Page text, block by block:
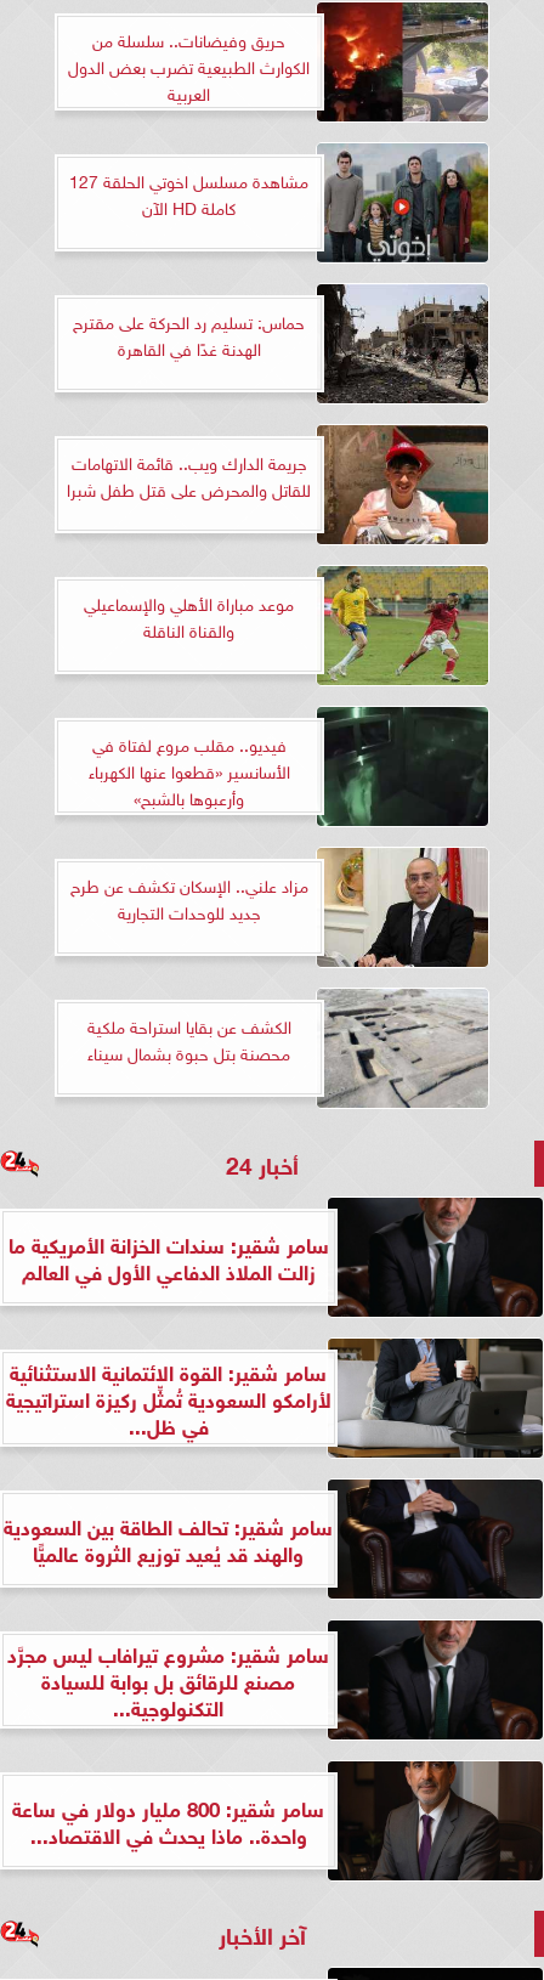
حريق وفيضانات.. سلسلة من
الكوارث الطبيعية تضرب بعض الدول
العربية
مشاهدة مسلسل اخوتي الحلقة 127
كاملة HD الآن
حماس: تسليم رد الحركة على مقترح
الهدنة غدًا في القاهرة
جريمة الدارك ويب.. قائمة الاتهامات
للقاتل والمحرض على قتل طفل شبرا
موعد مباراة الأهلي والإسماعيلي
والقناة الناقلة
فيديو.. مقلب مروع لفتاة في
الأسانسير «قطعوا عنها الكهرباء
وأرعبوها بالشبح»
مزاد علني.. الإسكان تكشف عن طرح
جديد للوحدات التجارية
الكشف عن بقايا استراحة ملكية
محصنة بتل حبوة بشمال سيناء
أخبار 24
سامر شقير: سندات الخزانة الأمريكية ما
زالت الملاذ الدفاعي الأول في العالم
سامر شقير: القوة الائتمانية الاستثنائية
لأرامكو السعودية تُمثِّل ركيزة استراتيجية
في ظل...
سامر شقير: تحالف الطاقة بين السعودية
والهند قد يُعيد توزيع الثروة عالميًّا
سامر شقير: مشروع تيرافاب ليس مجرَّد
مصنع للرقائق بل بوابة للسيادة
التكنولوجية...
سامر شقير: 800 مليار دولار في ساعة
واحدة.. ماذا يحدث في الاقتصاد...
آخر الأخبار